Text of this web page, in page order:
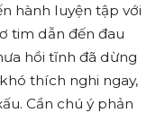
hành luyện tập với
tim dẫn đến đau
hồi tĩnh đã dừng
thích nghi ngay,
Cần chú ý phản